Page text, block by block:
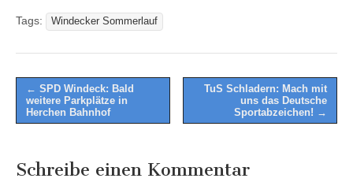
Tags: Windecker Sommerlauf
Post
navigation
← SPD Windeck: Bald
weitere Parkplätze in
Herchen Bahnhof
TuS Schladern: Mach mit
uns das Deutsche
Sportabzeichen! →
Schreibe einen Kommentar